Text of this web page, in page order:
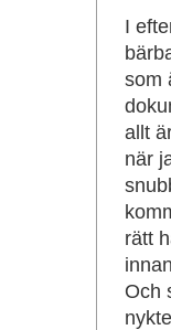
I
som
allt
när
rätt
Och